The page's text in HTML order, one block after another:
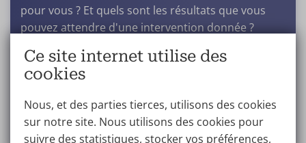
pour vous ? Et quels sont les résultats que vous
pouvez attendre d'une intervention donnée ?
rendez-vous pour une consultation sans
engagement.
Prendre rendez-vous
Ce site internet utilise des
cookies
Nous, et des parties tierces, utilisons des cookies
sur notre site. Nous utilisons des cookies pour
suivre des statistiques, stocker vos préférences,